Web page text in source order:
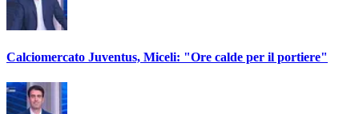
Calciomercato Juventus, Miceli: "Ore calde per il portiere"